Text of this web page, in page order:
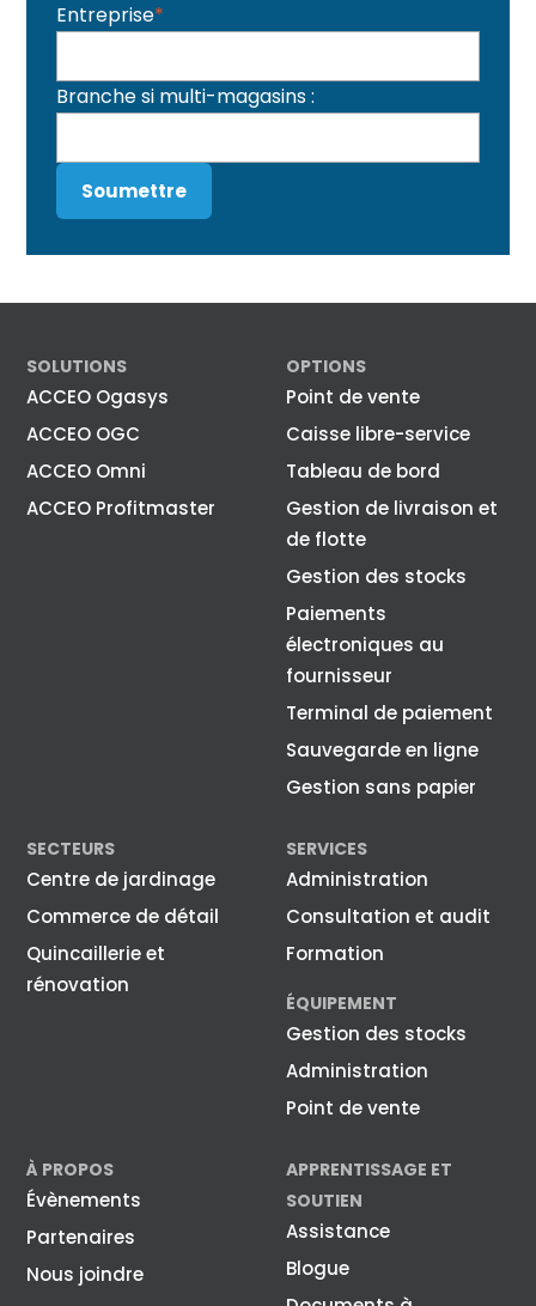
Entreprise*
Branche si multi-magasins :
SOLUTIONS
ACCEO Ogasys
ACCEO OGC
ACCEO Omni
ACCEO Profitmaster
OPTIONS
Point de vente
Caisse libre-service
Tableau de bord
Gestion de livraison et
de flotte
Gestion des stocks
Paiements
électroniques au
fournisseur
Terminal de paiement
Sauvegarde en ligne
Gestion sans papier
SECTEURS
Centre de jardinage
Commerce de détail
Quincaillerie et
rénovation
SERVICES
Administration
Consultation et audit
Formation
ÉQUIPEMENT
Gestion des stocks
Administration
Point de vente
À PROPOS
Évènements
Partenaires
Nous joindre
APPRENTISSAGE ET
SOUTIEN
Assistance
Blogue